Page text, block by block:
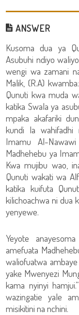
ANSWER
Kusoma dua ya
Asubuhi ndiyo
wengi wa zamani
Malik, (R.A)
Qunuti kwa muda
katika Swala ya
mpaka akafariki
kundi la wahifadhi
Imamu Al-
Madhehebu ya
Kwa mujibu wao,
Qunuti wakati wa
katika kuifuta
kilichoachwa ni dua
yenyewe.
Yeyote
amefuata
waliofuatwa
yake Mwenyezi
kama nyinyi
wazingatie yale
misikitini na nchini.